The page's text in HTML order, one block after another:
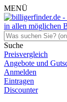
MENÜ
Suche
Preisvergleich
Angebote und
Anmelden
Eintragen
Discounter